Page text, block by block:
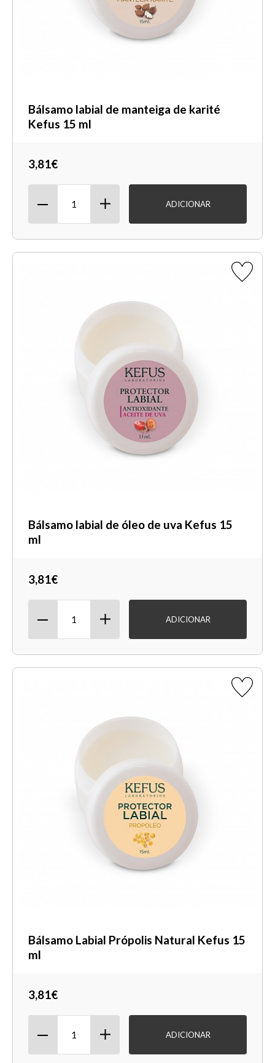
Bálsamo labial de manteiga de karité
Kefus 15 ml
3,81€
ADICIONAR
Bálsamo labial de óleo de uva Kefus 15
ml
3,81€
ADICIONAR
Bálsamo Labial Própolis Natural Kefus 15
ml
3,81€
ADICIONAR